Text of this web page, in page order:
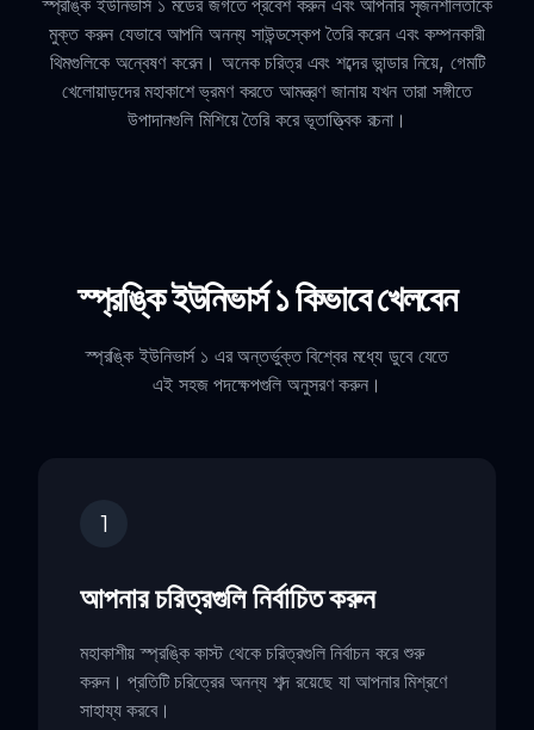
মুক্ত করুন যেভাবে আপনি অনন্য সাউন্ডস্কেপ তৈরি করেন এবং কম্পনকারী
থিমগুলিকে অন্বেষণ করেন। অনেক চরিত্র এবং শব্দের ভান্ডার নিয়ে, গেমটি
খেলোয়াড়দের মহাকাশে ভ্রমণ করতে আমন্ত্রণ জানায় যখন তারা সঙ্গীতে
উপাদানগুলি মিশিয়ে তৈরি করে ভূতাত্ত্বিক রচনা।
স্প্রঙ্কি ইউনিভার্স ১ কিভাবে খেলবেন
স্প্রঙ্কি ইউনিভার্স ১ এর অন্তর্ভুক্ত বিশ্বের মধ্যে ডুবে যেতে
এই সহজ পদক্ষেপগুলি অনুসরণ করুন।
1
আপনার চরিত্রগুলি নির্বাচিত করুন
মহাকাশীয় স্প্রঙ্কি কাস্ট থেকে চরিত্রগুলি নির্বাচন করে শুরু
করুন। প্রতিটি চরিত্রের অনন্য শব্দ রয়েছে যা আপনার মিশ্রণে
সাহায্য করবে।